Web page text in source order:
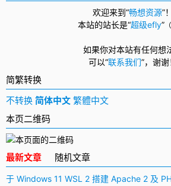
欢迎来到“畅想资源”！
本站的站长是“超级efly” （
如果你对本站有任何想
可以“联系我们”， 谢谢
简繁转换
不转换 简体中文 繁體中文
本页二维码
最新文章 随机文章
于 Windows 11 WSL 2 搭建 Apache 2 及